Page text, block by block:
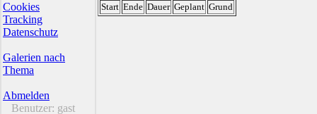
Cookies
Tracking
Datenschutz
Galerien nach
Thema
Abmelden
Benutzer: gast
Start Ende Dauer Geplant Grund